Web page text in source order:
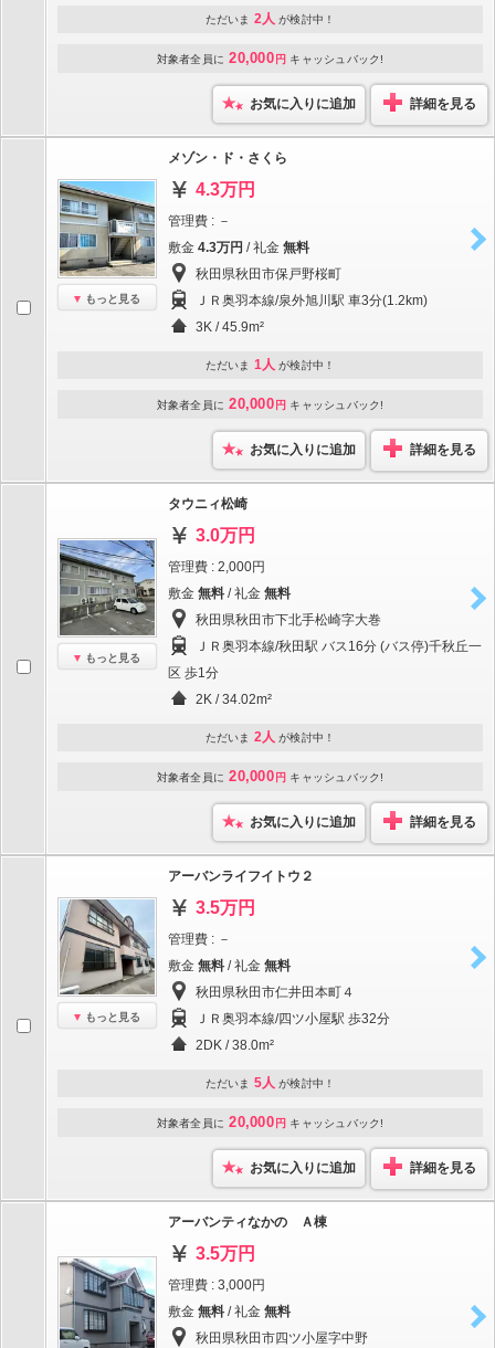
ただいま 2人 が検討中！
対象者全員に 20,000 円 キャッシュバック!
お気に入りに追加 詳細を見る
もっと見る
メゾン・ド・さくら
4.3万円
管理費 : －
敷金 4.3万円 / 礼金 無料
秋田県秋田市保戸野桜町
ＪＲ奥羽本線/泉外旭川駅 車3分(1.2km)
3K / 45.9m²
ただいま 1人 が検討中！
対象者全員に 20,000 円 キャッシュバック!
お気に入りに追加 詳細を見る
もっと見る
タウニィ松崎
3.0万円
管理費 : 2,000円
敷金 無料 / 礼金 無料
秋田県秋田市下北手松崎字大巻
ＪＲ奥羽本線/秋田駅 バス16分 (バス停)千秋丘一
区 歩1分
2K / 34.02m²
ただいま 2人 が検討中！
対象者全員に 20,000 円 キャッシュバック!
お気に入りに追加 詳細を見る
もっと見る
アーバンライフイトウ２
3.5万円
管理費 : －
敷金 無料 / 礼金 無料
秋田県秋田市仁井田本町４
ＪＲ奥羽本線/四ツ小屋駅 歩32分
2DK / 38.0m²
ただいま 5人 が検討中！
対象者全員に 20,000 円 キャッシュバック!
お気に入りに追加 詳細を見る
アーバンティなかの Ａ棟
3.5万円
管理費 : 3,000円
敷金 無料 / 礼金 無料
秋田県秋田市四ツ小屋字中野